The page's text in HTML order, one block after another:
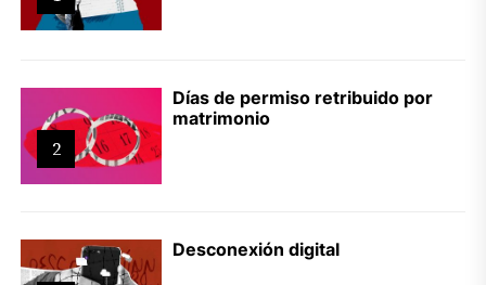
2
Días de permiso retribuido por
matrimonio
Desconexión digital